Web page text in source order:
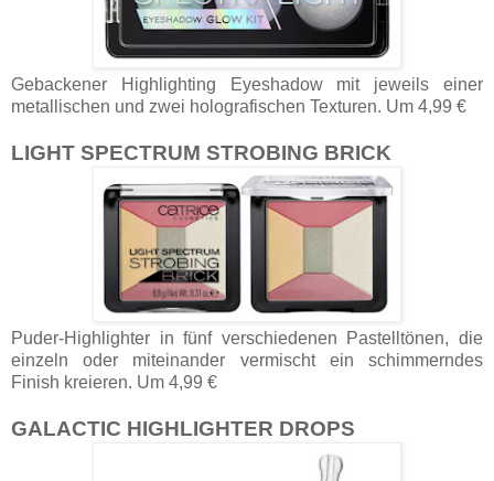
Gebackener Highlighting Eyeshadow mit jeweils einer
metallischen und zwei holografischen Texturen. Um 4,99 €
LIGHT SPECTRUM STROBING BRICK
Puder-Highlighter in fünf verschiedenen Pastelltönen, die
einzeln oder miteinander vermischt ein schimmerndes
Finish kreieren. Um 4,99 €
GALACTIC HIGHLIGHTER DROPS